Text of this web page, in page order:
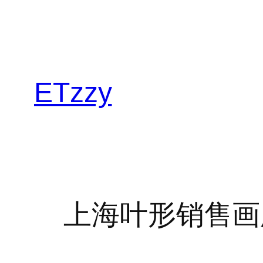
ETzzy
上海叶形销售